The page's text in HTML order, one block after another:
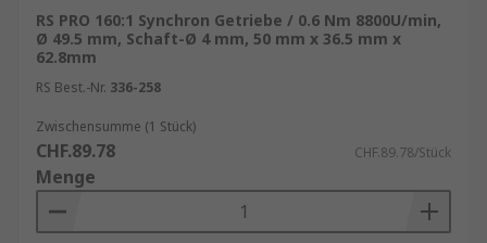
Arten von Getrieben
hohen Wirkungsgrad und schlupffreie
Leistungsübertragung. Mit parallelen Eingangs-
und Ausgangswellen bieten sie ein konstantes
Geschwindigkeitsverhältnis und sind in ein- oder
mehrstufiger Ausführung erhältlich. Sie
ermöglichen mehrere Abtriebswellen,
RS PRO 160:1 Synchron Getriebe / 0.6 Nm 8800U/min,
Ø 49.5 mm, Schaft-Ø 4 mm, 50 mm x 36.5 mm x
62.8mm
RS Best.-Nr. 336-258
Zwischensumme (1 Stück)
CHF.89.78 CHF.89.78/Stück
Menge